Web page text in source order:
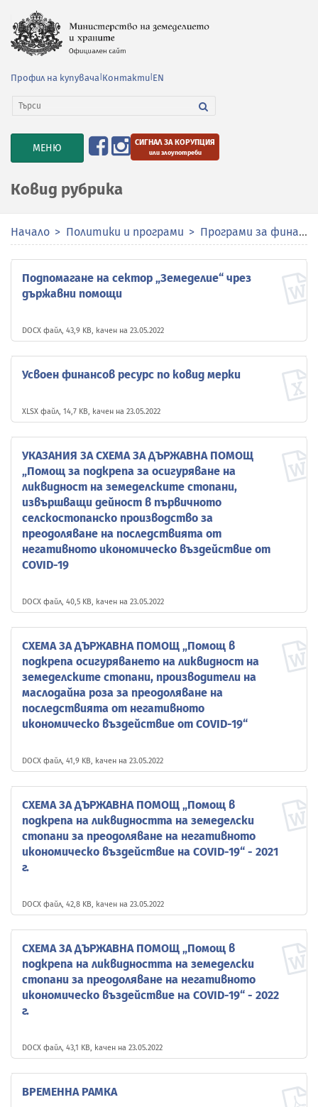
Профил на купувача Контакти EN
TOGGLE
NAVIGATION
МЕНЮ СИГНАЛ ЗА КОРУПЦИЯ
или злоупотреби
Ковид рубрика
Начало Политики и програми Програми за финансиране
Подпомагане на сектор „Земеделие“ чрез
държавни помощи
DOCX файл, 43,9 KB, качен на 23.05.2022
Усвоен финансов ресурс по ковид мерки
XLSX файл, 14,7 KB, качен на 23.05.2022
УКАЗАНИЯ ЗА СХЕМА ЗА ДЪРЖАВНА ПОМОЩ
„Помощ за подкрепа за осигуряване на
ликвидност на земеделските стопани,
извършващи дейност в първичното
селскостопанско производство за
преодоляване на последствията от
негативното икономическо въздействие от
COVID-19
DOCX файл, 40,5 KB, качен на 23.05.2022
СХЕМА ЗА ДЪРЖАВНА ПОМОЩ „Помощ в
подкрепа осигуряването на ликвидност на
земеделските стопани, производители на
маслодайна роза за преодоляване на
последствията от негативното
икономическо въздействие от COVID-19“
DOCX файл, 41,9 KB, качен на 23.05.2022
СХЕМА ЗА ДЪРЖАВНА ПОМОЩ „Помощ в
подкрепа на ликвидността на земеделски
стопани за преодоляване на негативното
икономическо въздействие на COVID-19“ - 2021
г.
DOCX файл, 42,8 KB, качен на 23.05.2022
СХЕМА ЗА ДЪРЖАВНА ПОМОЩ „Помощ в
подкрепа на ликвидността на земеделски
стопани за преодоляване на негативното
икономическо въздействие на COVID-19“ - 2022
г.
DOCX файл, 43,1 KB, качен на 23.05.2022
ВРЕМЕННА РАМКА